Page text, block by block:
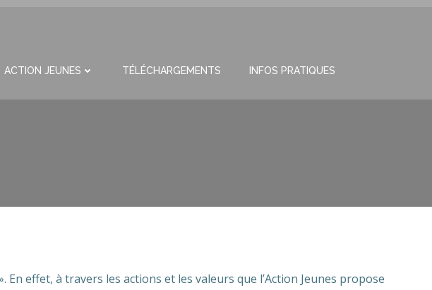
ACTION JEUNES TÉLÉCHARGEMENTS INFOS PRATIQUES
effet, à travers les actions et les valeurs que l’Action Jeunes propose